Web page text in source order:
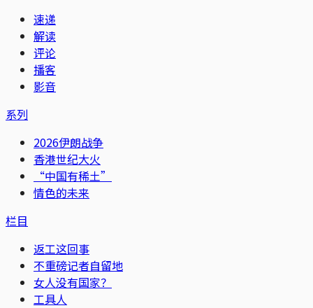
速递
解读
评论
播客
影音
系列
2026伊朗战争
香港世纪大火
“中国有稀土”
情色的未来
栏目
返工这回事
不重磅记者自留地
女人没有国家？
工具人